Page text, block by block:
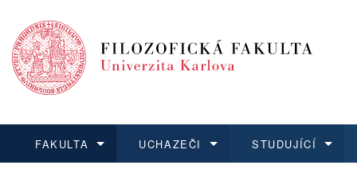
FAKULTA UCHAZEČI STUDUJÍCÍ